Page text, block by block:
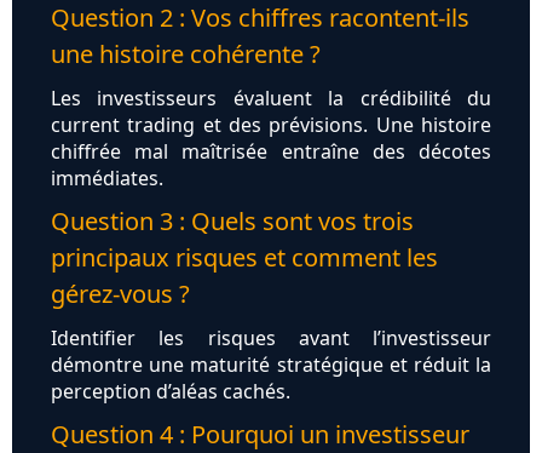
Question 2 : Vos chiffres racontent-ils
une histoire cohérente ?
Les investisseurs évaluent la crédibilité du
current trading et des prévisions. Une histoire
chiffrée mal maîtrisée entraîne des décotes
immédiates.
Question 3 : Quels sont vos trois
principaux risques et comment les
gérez-vous ?
Identifier les risques avant l’investisseur
démontre une maturité stratégique et réduit la
perception d’aléas cachés.
Question 4 : Pourquoi un investisseur